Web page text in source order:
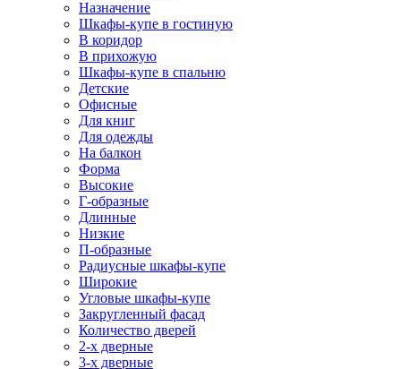
Назначение
Шкафы-купе в гостиную
В коридор
В прихожую
Шкафы-купе в спальню
Детские
Офисные
Для книг
Для одежды
На балкон
Форма
Высокие
Г-образные
Длинные
Низкие
П-образные
Радиусные шкафы-купе
Широкие
Угловые шкафы-купе
Закругленный фасад
Количество дверей
2-х дверные
3-х дверные